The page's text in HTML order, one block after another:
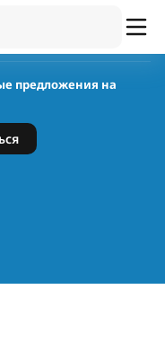
предложения на